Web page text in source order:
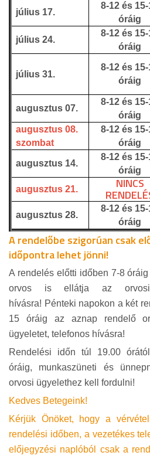
július 17.
8-12 és
óráig
július 24.
8-12 és
óráig
július 31.
8-12 és
óráig
augusztus 07.
8-12 és
óráig
augusztus 08.
szombat
8-12 és
óráig
augusztus 14.
8-12 és
óráig
augusztus 21.
NINCS
augusztus 28.
8-12 és
óráig
A rendelőbe szigorúan csak
időpontra lehet jönni!
A rendelés előtti időben 7-8
orvos is ellátja az orvosi
hívásra! Pénteki napokon a két
15 óráig az aznap rendelő
ügyeletet, telefonos hívásra!
Rendelési időn túl 19.00
óráig, munkaszüneti és
orvosi ügyelethez kell fordulni!
Kedves Betegeink!
Kérjük Önöket, hogy a
rendelési időben, a vezetékes
előjegyzési naplóból csak a